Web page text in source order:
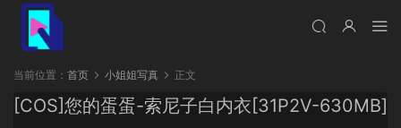
当前位置： 首页 小姐姐写真 正文
[COS]您的蛋蛋-索尼子白内衣[31P2V-630MB]